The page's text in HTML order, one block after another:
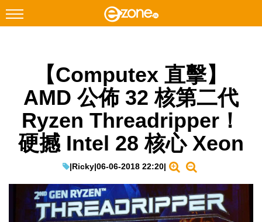
Facebook Instagram
科技焦點
網絡生活
遊戲動漫
EduTech
IT Times
【Computex 直擊】
AMD 公佈 32 核第二代
Ryzen Threadripper！
硬撼 Intel 28 核心 Xeon
|Ricky|06-06-2018 22:20|